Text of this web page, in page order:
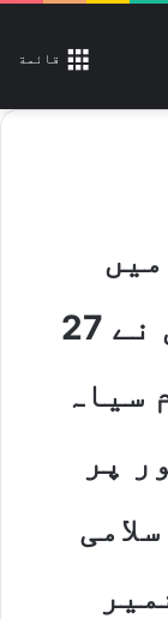
قائمة
جموں کشمیر کے لوگوں نے 27
یوم سیاہ
پر